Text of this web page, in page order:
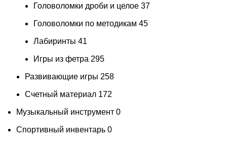
Головоломки дроби и целое 37
Головоломки по методикам 45
Лабиринты 41
Игры из фетра 295
Развивающие игры 258
Счетный материал 172
Музыкальный инструмент 0
Спортивный инвентарь 0